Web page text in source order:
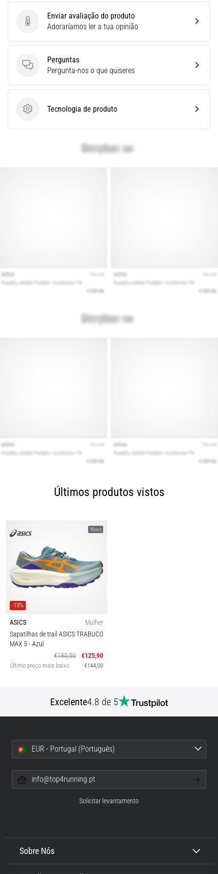
é
fascite
…
todos
os
artigos
Enviar avaliação do produto
Enviar avaliação do produto
Adoraríamos ler a tua opinião
Perguntas
Perguntas
Pergunta-nos o que quiseres
Tecnologia de produto
Tecnologia de produto
Últimos produtos vistos
Novo
-13%
ASICS
Mulher
Sapatilhas de trail ASICS TRABUCO
MAX 5- Azul
€180,00
€125,90
Último preço mais baixo €144,00
Excelente4.8 de 5
Sobre Nós
EUR - Portugal (Português)
info@top4running.pt
Solicitar levantamento